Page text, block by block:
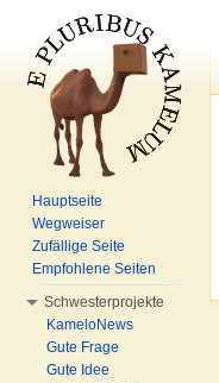
Hauptseite
Wegweiser
Zufällige Seite
Empfohlene Seiten
Schwesterprojekte
KameloNews
Gute Frage
Gute Idee